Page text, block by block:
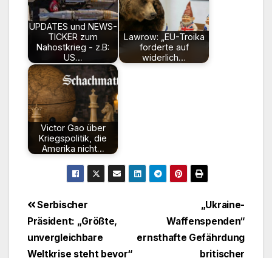
UPDATES und NEWS-
TICKER zum
Nahostkrieg - z.B:
US…
Lawrow: „EU-Troika
forderte auf
widerlich…
Victor Gao über
Kriegspolitik, die
Amerika nicht…
Beitragsnavigation
„Ukraine-
Waffenspenden“
ernsthafte Gefährdung
britischer
Serbischer
Präsident: „Größte,
unvergleichbare
Weltkrise steht bevor“